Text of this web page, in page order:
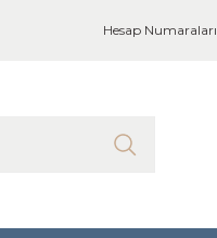
Hesap Numaraları